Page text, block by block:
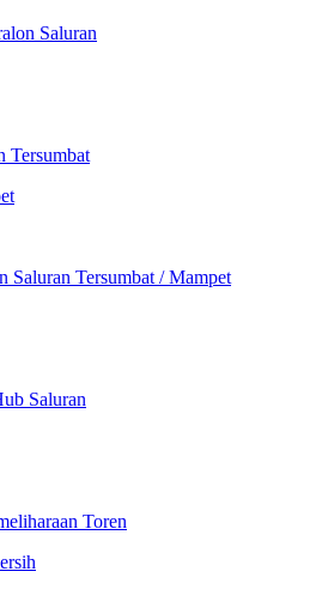
Saluran
Tersumbat
Saluran Tersumbat / Mampet
Saluran
Toren